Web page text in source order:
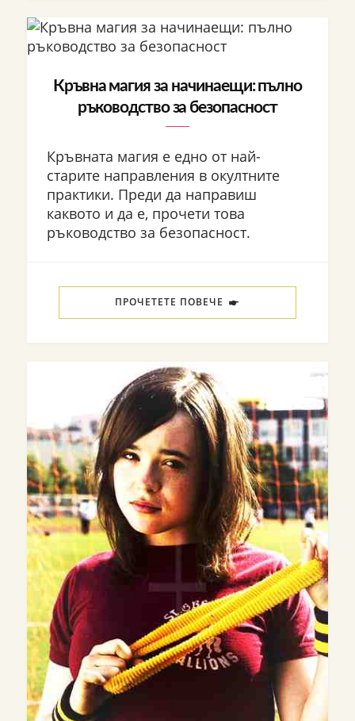
Кръвна магия за начинаещи: пълно
ръководство за безопасност
Кръвната магия е едно от най-
старите направления в окултните
практики. Преди да направиш
каквото и да е, прочети това
ръководство за безопасност.
ПРОЧЕТЕТЕ ПОВЕЧЕ